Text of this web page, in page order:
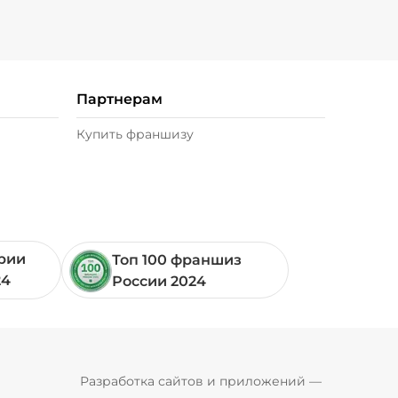
Партнерам
Купить франшизу
Топ 100 франшиз
России 2024
Разработка сайтов и приложений —